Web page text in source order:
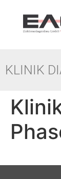
KLINIK